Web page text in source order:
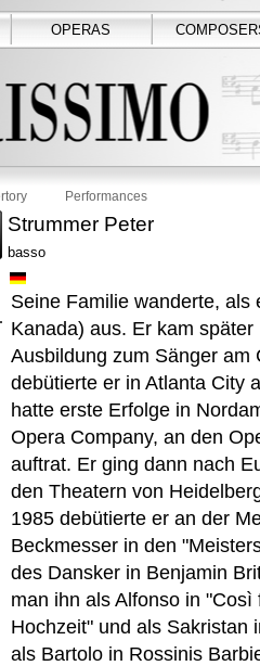
OPERAS
Performances
Strummer Peter
basso
Seine Familie wanderte, als
Kanada) aus. Er kam
Ausbildung zum Sänger am
debütierte er in Atlanta City
hatte erste Erfolge in
Opera Company, an den
auftrat. Er ging dann nach
den Theatern von
1985 debütierte er an der
Beckmesser in den
des Dansker in Benjamin
man ihn als Alfonso in
Hochzeit" und als Sakristan
als Bartolo in Rossinis